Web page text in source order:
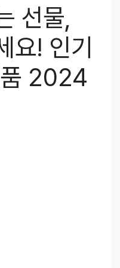
선물,
요! 인기
2024